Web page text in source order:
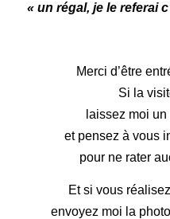
« un régal, je le referai
Merci d’être
Si la
laissez moi
et pensez à vous
pour ne rater
Et si vous
envoyez moi la photo